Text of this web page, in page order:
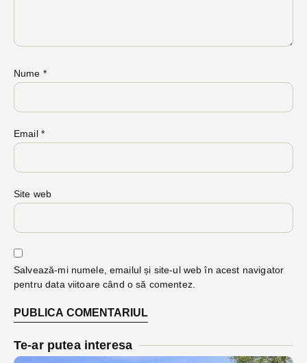
Nume *
Email *
Site web
Salvează-mi numele, emailul și site-ul web în acest navigator
pentru data viitoare când o să comentez.
Te-ar putea interesa